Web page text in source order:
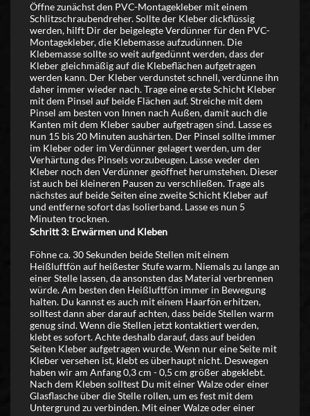
Öffne zunächst den PVC-Montagekleber mit einem
Schlitzschraubendreher. Sollte der Kleber dickflüssig
werden, hilft Dir der beigelegte Verdünner für den PVC-
Montagekleber, die Klebemasse aufzudünnen. Die
Klebemasse sollte so weit aufgedünnt werden, dass der
Kleber gleichmäßig auf die Klebeflächen aufgetragen
werden kann. Der Kleber verdunstet schnell, verdünne ihn
daher immer wieder nach. Trage eine erste Schicht Kleber
mit dem Pinsel auf beide Flächen auf. Streiche mit dem
Pinsel am besten von Innen nach Außen, damit auch die
Kanten mit dem Kleber sauber aufgetragen sind. Lasse es
nun 15 bis 20 Minuten aushärten. Der Pinsel sollte immer
im Kleber oder im Verdünner gelagert werden, um der
Verhärtung des Pinsels vorzubeugen. Lasse weder den
Kleber noch den Verdünner geöffnet herumstehen. Dieser
ist auch bei kleineren Pausen zu verschließen. Trage als
nächstes auf beide Seiten eine zweite Schicht Kleber auf
und entferne sofort das Isolierband. Lasse es nun 5
Minuten trocknen.
Schritt 3: Erwärmen und Kleben
Föhne ca. 30 Sekunden beide Stellen mit einem
Heißluftfön auf heißester Stufe warm. Niemals zu lange an
einer Stelle lassen, da ansonsten das Material verbrennen
würde. Am besten den Heißluftfön immer in Bewegung
halten. Du kannst es auch mit einem Haarfön erhitzen,
solltest dann aber darauf achten, dass beide Stellen warm
genug sind. Wenn die Stellen jetzt kontaktiert werden,
klebt es sofort. Achte deshalb darauf, dass auf beiden
Seiten Kleber aufgetragen wurde. Wenn nur eine Seite mit
Kleber versehen ist, klebt es überhaupt nicht. Deswegen
haben wir am Anfang 0,3 cm - 0,5 cm größer abgeklebt.
Nach dem Kleben solltest Du mit einer Walze oder einer
Glasflasche über die Stelle rollen, um es fest mit dem
Untergrund zu verbinden. Mit einer Walze oder einer